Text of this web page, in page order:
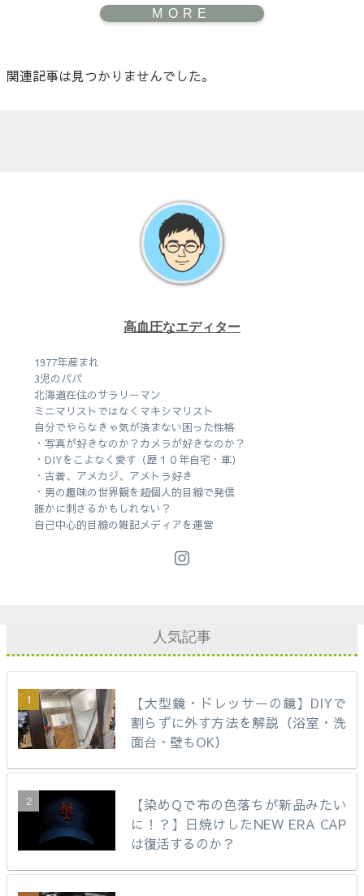
関連記事は見つかりませんでした。
高血圧なエディター
1977年産まれ
3児のパパ
北海道在住のサラリーマン
ミニマリストではなくマキシマリスト
自分でやらなきゃ気が済まない困った性格
・写真が好きなのか？カメラが好きなのか？
・DIYをこよなく愛す（歴１０年自宅・車）
・古着、アメカジ、アメトラ好き
・男の趣味の世界観を超個人的目線で発信
誰かに刺さるかもしれない？
自己中心的目線の雑記メディアを運営
人気記事
【大型鏡・ドレッサーの鏡】DIYで
割らずに外す方法を解説（浴室・洗
面台・壁もOK）
【染めQで布の色落ちが新品みたい
に！？】日焼けしたNEW ERA CAP
は復活するのか？